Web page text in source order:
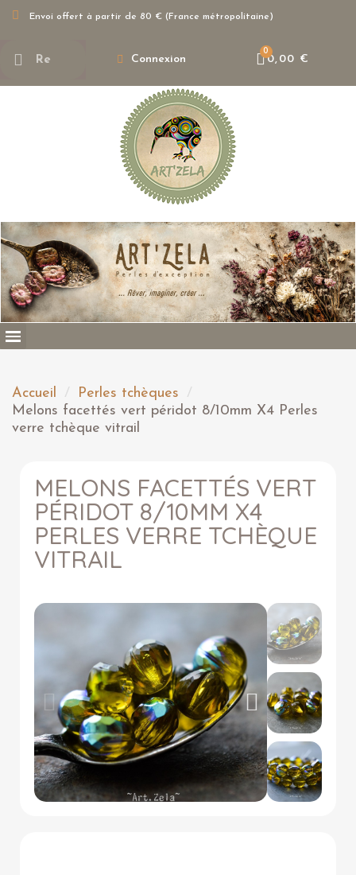
Envoi offert à partir de 80 € (France métropolitaine)
Connexion 0,00 €
Accueil
Perles tchèques
Melons facettés vert péridot 8/10mm X4 Perles
verre tchèque vitrail
MELONS FACETTÉS VERT
PÉRIDOT 8/10MM X4
PERLES VERRE TCHÈQUE
VITRAIL